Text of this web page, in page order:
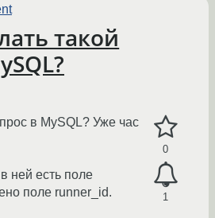
такой
0
1
в MySQL? Уже час
ней есть поле
поле runner_id.